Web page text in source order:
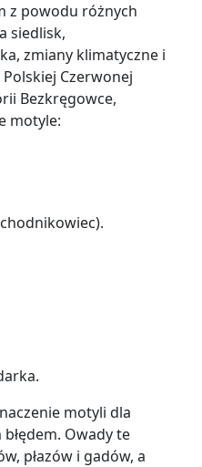
z powodu różnych
siedlisk,
zmiany klimatyczne i
Czerwonej
Bezkręgowce,
motyle:
motyli dla
Owady te
płazów i gadów, a